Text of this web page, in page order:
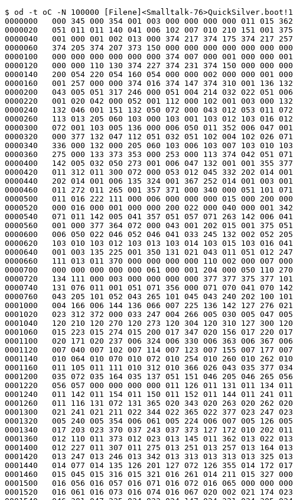
$ od -t oC -N 100000 [Filene]<Smalltalk-76>QuickSilver.boot!1
0000000   000 345 000 354 001 003 000 000 000 000 011 015 362 000 041 010
0000020   051 011 011 140 041 006 102 007 010 210 151 001 375 376 110 120
0000040   001 000 001 002 013 000 374 217 374 175 374 217 257 000 110 130
0000060   374 205 374 207 373 150 000 000 000 000 000 000 000 000 200 054
0000100   000 000 000 000 000 000 374 007 000 001 000 000 001 257 000 000
0000120   000 000 110 130 374 227 374 231 374 150 000 000 000 000 000 000
0000140   200 054 220 054 160 054 000 000 002 000 000 001 000 001 000 000
0000160   001 257 000 000 374 016 374 147 374 310 001 136 132 051 072 000
0000200   043 005 051 317 246 000 051 004 214 032 022 051 006 051 375 377
0000220   001 020 042 000 052 001 112 000 102 001 003 000 132 050 375 060
0000240   132 046 001 151 132 050 072 000 043 012 053 011 072 001 103 011
0000260   113 013 205 060 103 000 103 001 103 012 103 016 012 053 001 005
0000300   072 001 103 005 136 000 006 050 011 352 006 047 001 121 377 356
0000320   000 377 132 047 112 051 032 051 102 004 102 026 071 161 132 050
0000340   336 000 132 000 205 060 103 006 103 007 103 010 103 011 051 017
0000360   275 000 133 373 353 000 253 000 113 374 042 051 071 010 354 000
0000400   142 005 032 050 273 001 006 047 132 001 001 355 377 370 132 047
0000420   011 312 011 300 072 000 053 012 045 332 202 014 001 006 043 001
0000440   202 014 001 006 135 324 001 367 252 014 001 003 001 364 011 267
0000460   011 272 011 265 001 357 371 000 340 000 051 101 071 311 142 005
0000500   011 016 222 111 000 006 000 000 000 015 000 200 000 012 200 022
0000520   000 016 000 001 000 000 200 022 000 040 000 001 342 000 051 365
0000540   071 011 142 005 041 357 051 057 071 263 142 006 041 051 105 221
0000560   001 000 377 364 072 000 043 001 202 015 001 375 051 252 217 005
0000600   006 050 022 046 052 046 041 033 245 132 002 052 205 060 103 001
0000620   103 010 103 012 103 013 103 014 103 015 103 016 041 017 217 005
0000640   001 003 135 225 001 350 131 021 043 011 051 012 247 000 253 000
0000660   111 013 011 370 000 000 000 000 110 002 000 007 000 037 000 002
0000700   000 000 000 000 000 061 000 001 204 000 050 110 270 000 142 005
0000720   134 111 000 003 000 000 000 000 377 377 375 377 101 063 111 063
0000740   131 076 011 001 051 071 356 000 071 070 041 070 142 005 071 066
0000760   043 205 101 052 043 265 101 045 043 240 202 100 101 046 205 060
0001000   004 166 006 144 136 066 007 225 136 142 127 276 021 104 021 303
0001020   023 312 372 000 033 247 004 266 005 030 005 047 005 107 005 073
0001040   120 210 120 270 120 273 120 304 120 310 127 300 120 346 120 205
0001060   015 223 015 274 015 200 017 347 020 156 017 220 017 273 017 312
0001100   020 171 020 237 006 324 006 330 006 363 006 367 006 376 007 037
0001120   007 040 007 102 007 114 007 123 007 155 007 177 007 142 010 061
0001140   010 064 010 070 010 072 010 254 010 260 010 262 010 273 011 055
0001160   011 105 011 111 010 312 010 366 026 043 035 377 034 347 034 363
0001200   035 072 035 164 035 137 051 151 046 205 046 265 056 053 056 147
0001220   056 057 000 000 000 000 011 126 011 131 011 134 011 137 011 146
0001240   011 142 011 154 011 150 011 152 011 144 011 241 011 214 011 274
0001260   011 116 131 072 131 365 020 343 020 263 020 262 020 362 021 250
0001300   021 241 021 211 022 344 022 365 022 377 023 247 023 166 005 230
0001320   005 240 005 354 006 061 005 224 006 007 005 126 005 254 005 300
0001340   017 203 023 370 037 243 037 373 127 172 010 202 011 064 012 073
0001360   012 110 011 373 012 023 013 145 011 362 013 022 013 041 012 153
0001400   012 227 011 307 011 275 013 251 013 257 013 164 013 305 013 304
0001420   013 247 013 246 013 342 013 313 013 313 013 325 013 333 014 045
0001440   014 077 014 135 126 201 127 072 126 355 014 172 017 005 017 023
0001460   015 045 015 316 015 321 016 261 014 211 015 327 000 000 000 000
0001500   016 056 016 057 016 071 016 072 016 065 000 000 000 000 016 060
0001520   016 061 016 073 016 074 016 067 020 002 021 174 023 341 023 067
0001540   046 301 047 235 024 033 024 147 024 321 024 305 024 265 024 322
0001560   025 023 025 053 025 110 024 236 057 160 025 115 025 234 025 357
0001600   032 203 026 142 032 337 032 247 033 010 032 365 032 374 026 021
0001620   026 033 026 052 117 165 053 143 035 315 033 070 033 116 033 054
0001640   033 133 033 136 040 015 036 207 034 243 035 141 130 061 120 016
0001660   051 021 051 057 052 361 053 034 040 152 040 150 036 352 036 346
0001700   035 266 037 063 036 012 037 117 040 073 040 031 130 062 130 060
0001720   052 102 056 230 374 101 374 003 374 175 051 174 041 273 041 152
0001740   041 010 040 301 042 026 042 136 042 116 042 035 041 031 040 266
0001760   042 157 041 121 117 364 052 321 130 063 046 370 050 052 047 154
0002000   047 377 050 312 050 337 051 113 050 211 052 207 052 123 053 163
0002020   056 115 056 232 120 074 127 167 126 253 126 277 122 300 121 275
0002040   122 010 121 051 125 155 126 011 120 244 120 247 126 234 127 125
0002060   127 142 122 075 126 211 127 010 126 337 123 147 123 001 124 012
0002100   124 035 124 156 124 165 124 306 124 326 124 376 123 154 124 256
0002120   132 056 314 066 373 001 000 000 000 000 000 000 000 000 000 000
0002140   000 000 000 000 000 000 000 000 000 000 000 000 000 000 000 000
*
0002340   371 170 045 004 100 100 151 001 002 000 002 001 000 045 000 011
0002360   000 270 001 055 377 333 000 006 000 270 001 055 000 052 000 007
0002400   000 270 001 055 377 326 000 004 000 270 001 055 000 110 000 011
0002420   000 270 001 055 377 270 000 004 000 270 001 055 000 024 000 010
0002440   000 270 001 055 377 354 000 005 000 270 001 055 000 112 000 010
0002460   000 270 001 055 377 266 000 006 000 270 001 055 000 102 000 011
0002500   000 270 001 055 377 276 000 005 000 270 001 055 000 024 000 005
0002520   000 270 001 055 377 354 000 005 000 270 001 055 000 051 000 013
0002540   000 270 001 055 377 327 000 005 000 270 001 055 000 102 000 010
0002560   000 270 001 055 377 276 000 005 000 270 001 055 000 075 000 146
0002600   000 270 001 055 377 303 000 006 000 270 001 055 000 016 007 314
0002620   000 135 000 366 377 362 002 177 000 274 000 365 000 020 000 353
0002640   000 222 001 034 377 360 001 260 000 223 000 370 000 016 001 026
0002660   000 131 001 076 377 362 002 255 000 131 001 076 000 017 006 171
0002700   001 042 001 222 377 361 002 262 001 040 001 252 000 020 141 041
0002720   002 133 001 137 377 360 000 220 001 362 001 161 000 020 000 163
0002740   002 126 001 111 377 360 002 250 002 141 001 113 000 020 000 066
0002760   000 176 001 062 377 360 001 155 000 255 001 155 000 016 000 246
0003000   000 360 001 263 377 362 000 050 000 360 001 263 000 016 003 060
0003020   000 361 001 263 377 362 000 240 000 360 001 264 000 020 004 317
0003040   000 172 001 100 377 360 001 006 000 257 001 104 000 020 001 150
0003060   000 171 001 073 377 360 000 302 000 236 001 021 000 016 000 155
0003100   000 363 001 064 377 362 000 343 000 363 001 064 000 016 000 063
0003120   000 361 001 065 377 362 000 103 000 361 001 065 000 020 005 161
0003140   000 213 001 050 377 360 000 224 000 271 001 055 000 205 001 254
0003160   000 270 001 055 377 173 000 005 000 270 001 055 000 024 000 020
0003200   000 270 001 055 377 354 000 004 000 270 001 055 000 101 000 006
0003220   000 270 001 055 377 277 000 005 000 270 001 055 000 024 000 005
0003240   000 270 001 055 377 354 000 004 000 270 001 055 000 112 000 031
0003260   000 270 001 055 377 266 000 005 000 270 001 055 000 050 000 044
0003300   000 270 001 055 377 330 000 005 000 270 001 055 000 045 000 011
0003320   000 270 001 055 377 333 000 006 000 270 001 055 000 112 000 013
0003340   000 270 001 055 377 266 000 006 000 270 001 055 151 062 125 063
0003360   151 061 071 071 045 061 103 014 045 060 103 004 071 063 041 066
0003400   103 000 071 056 041 061 103 000 071 054 041 057 103 000 045 046
0003420   103 004 041 045 103 003 151 034 071 034 073 000 371 000 370 000
0003440   073 000 051 017 163 220 164 000 101 016 051 014 163 220 164 000
0003460   101 013 041 013 051 010 151 013 041 011 051 006 151 010 172 000
0003500   000 005 000 006 000 030 000 000 000 015 000 067 002 010 002 005
0003520   002 002 002 004 002 011 002 003 002 006 002 007 001 027 001 021
0003540   001 201 001 053 001 101 021 000 000 020 021 021 202 014 040 120
0003560   104 150 003 001 177 000 017 200 101 377 163 303 057 000 215 015
0003600   373 000 041 372 003 001 006 351 001 020 036 000 006 337 000 000
0003620   377 376 000 000 131 371 121 371 101 371 063 000 366 000 121 367
0003640   043 001 101 366 073 002 371 000 131 364 252 014 001 030 041 356
0003660   014 160 041 356 236 000 051 355 061 352 043 000 102 000 323 000
0003700   373 000 253 004 001 373 051 345 071 342 043 000 164 000 103 000
0003720   373 000 253 004 001 373 061 331 071 327 003 003 061 330 051 331
0003740   042 000 014 157 102 000 323 000 253 004 001 373 041 317 014 161
0003760   041 317 236 000 041 316 101 316 061 312 042 000 053 000 112 000
0004000   103 000 373 000 323 000 021 306 001 371 071 301 051 302 043 000
0004020   162 001 373 000 253 004 001 374 001 337 001 336 010 370 001 110
0004040   250 340 000 000 002 260 001 304 000 000 000 001 000 002 002 012
0004060   111 373 101 371 131 364 050 145 041 372 151 372 255 120 011 253
0004100   377 362 000 000 000 002 041 242 005 352 000 000 000 001 131 347
0004120   203 015 004 156 232 000 051 372 163 220 101 343 051 370 163 220
0004140   011 027 101 342 111 340 041 335 011 023 061 335 265 000 071 334
0004160   235 000 005 325 005 111 131 377 203 015 004 156 232 000 051 325
0004200   163 220 101 316 051 323 163 220 051 313 005 365 005 065 131 377
0004220   011 363 164 000 101 305 242 000 164 000 212 000 041 301 005 367
0004240   043 000 346 000 003 001 000 000 000 000 000 000 040 101 014 160
0004260   043 004 101 373 043 006 164 000 101 367 040 102 101 076 164 001
0004300   151 073 072 001 043 000 101 072 043 001 101 360 041 356 164 001
0004320   151 063 04